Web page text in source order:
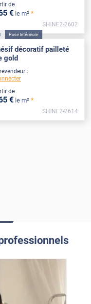
de
€ le m² *
SHINE2-2602
Pose Intérieure
décoratif pailleté
gold
:
de
€ le m² *
SHINE2-2614